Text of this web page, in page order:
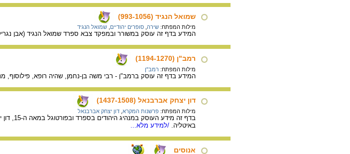
שמואל הנגיד (993-1056)
מילות המפתח: שירה סופרים יהודיים שמואל הנגיד
המידע בדף זה עוסק במשורר ובמפקד צבא ספרד שמואל הנגיד (אבן
רמב"ן (1194-1270)
מילות המפתח: רמב"ן
המידע בדף זה עוסק ברמב"ן - רבי משה בן-נחמן, שהיה רופא, פילוסוף, מנהיג דתי פרשן תורה
דון יצחק אברבנאל (1437-1508)
מילות המפתח: פרשנות המקרא דון יצחק אברבנאל
בדף
באיטליה. /למידע מלא...
אנוסים